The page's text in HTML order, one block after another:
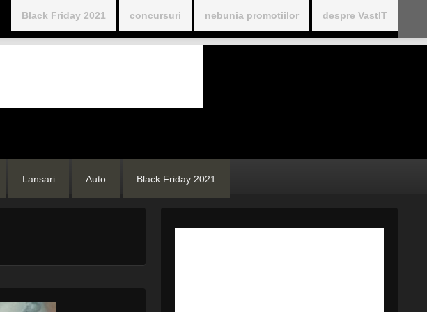
Black Friday 2021 concursuri nebunia promotiilor despre VastIT
Lansari Auto Black Friday 2021